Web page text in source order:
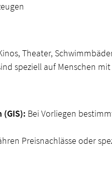
Theater,
speziell auf Menschen
(GIS): Bei Vorliegen
Preisnachlässe oder